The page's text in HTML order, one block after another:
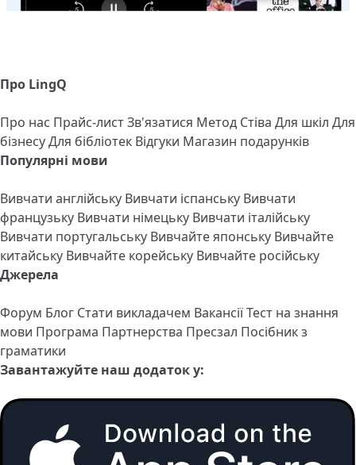
Про LingQ
Про нас Прайс-листЗв'язатися Метод Стіва Для шкіл Для
бізнесуДля бібліотек Відгуки Магазин подарунків
Популярні мови
Вивчати англійську Вивчати іспанську Вивчати
французьку Вивчати німецьку Вивчати італійську
Вивчати португальську Вивчайте японську Вивчайте
китайську Вивчайте корейську Вивчайте російську
Джерела
Форум Блог Стати викладачем ВакансіїТест на знання
мови Програма Партнерства Пресзал Посібник з
граматики
Завантажуйте наш додаток у: